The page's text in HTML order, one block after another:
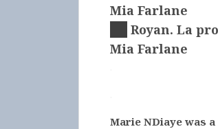
Mia Farlane
Royan. La
Mia Farlane
Marie NDiaye was